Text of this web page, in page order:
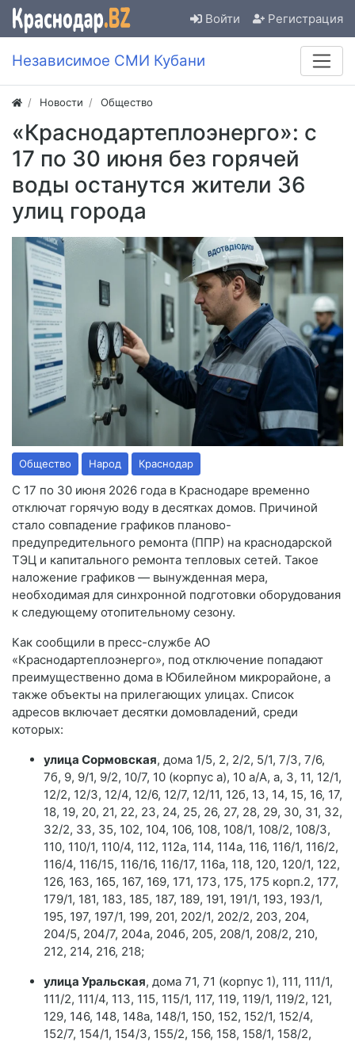
Войти Регистрация
Независимое СМИ Кубани
Новости Общество
«Краснодартеплоэнерго»: c
17 по 30 июня без горячей
воды останутся жители 36
улиц города
Общество Народ Краснодар
С 17 по 30 июня 2026 года в Краснодаре временно
отключат горячую воду в десятках домов. Причиной
стало совпадение графиков планово-
предупредительного ремонта (ППР) на краснодарской
ТЭЦ и капитального ремонта тепловых сетей. Такое
наложение графиков — вынужденная мера,
необходимая для синхронной подготовки оборудования
к следующему отопительному сезону.
Как сообщили в пресс-службе АО
«Краснодартеплоэнерго», под отключение попадают
преимущественно дома в Юбилейном микрорайоне, а
также объекты на прилегающих улицах. Список
адресов включает десятки домовладений, среди
которых:
улица Сормовская, дома 1/5, 2, 2/2, 5/1, 7/3, 7/6,
7б, 9, 9/1, 9/2, 10/7, 10 (корпус а), 10 а/А, а, З, 11, 12/1,
12/2, 12/3, 12/4, 12/6, 12/7, 12/11, 12б, 13, 14, 15, 16, 17,
18, 19, 20, 21, 22, 23, 24, 25, 26, 27, 28, 29, 30, 31, 32,
32/2, 33, 35, 102, 104, 106, 108, 108/1, 108/2, 108/3,
110, 110/1, 110/4, 112, 112а, 114, 114а, 116, 116/1, 116/2,
116/4, 116/15, 116/16, 116/17, 116а, 118, 120, 120/1, 122,
126, 163, 165, 167, 169, 171, 173, 175, 175 корп.2, 177,
179/1, 181, 183, 185, 187, 189, 191, 191/1, 193, 193/1,
195, 197, 197/1, 199, 201, 202/1, 202/2, 203, 204,
204/5, 204/7, 204а, 204б, 205, 208/1, 208/2, 210,
212, 214, 216, 218;
улица Уральская, дома 71, 71 (корпус 1), 111, 111/1,
111/2, 111/4, 113, 115, 115/1, 117, 119, 119/1, 119/2, 121,
129, 146, 148, 148а, 148/1, 150, 152, 152/1, 152/4,
152/7, 154/1, 154/3, 155/2, 156, 158, 158/1, 158/2,